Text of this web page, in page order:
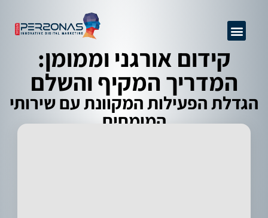
קידום אורגני וממומן:
המדריך המקיף והשלם
הגדלת הפעילות המקוונת עם שירותי
המומחים